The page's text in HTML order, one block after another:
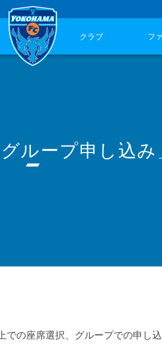
クラブ フ
ループ申し込
での座席選択 グループでの申し